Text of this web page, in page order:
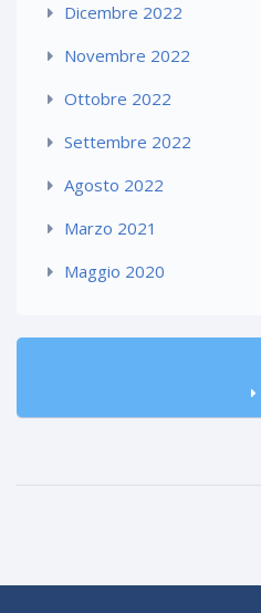
Dicembre 2022
Novembre 2022
Ottobre 2022
Settembre 2022
Agosto 2022
Marzo 2021
Maggio 2020